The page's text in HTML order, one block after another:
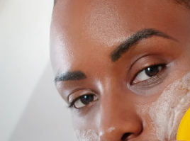
FAQ™ Pure Beauty-Tech Elixir
issa™ Teeth Whitening Set
English Deutsch
Français
Italiano
Svenska
Türkçe
简体中文